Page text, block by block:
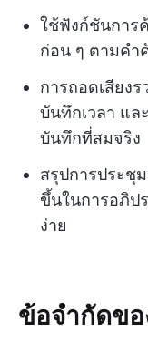
ใช้ฟังก์ชันการ
ก่อน ๆ ตามคำ
การถอดเสียง
บันทึกเวลา แล
บันทึกที่สมจริง
สรุปการประชุ
ขึ้นในการอภิป
ง่าย
ข้อจำกัดข